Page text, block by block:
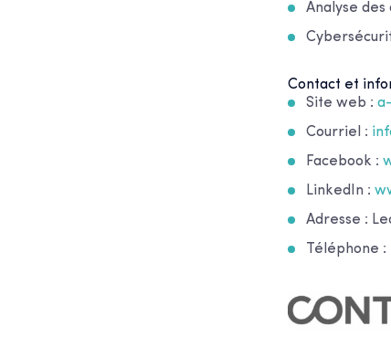
Analyse des
Contact et
Site web :
Courriel :
Facebook :
LinkedIn :
Adresse :
Téléphone :